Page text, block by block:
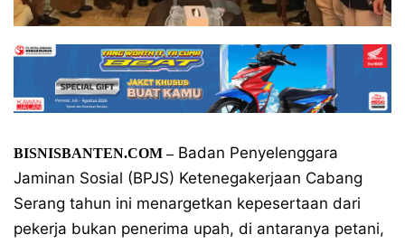
BISNISBANTEN.COM –Badan Penyelenggara
Jaminan Sosial (BPJS) Ketenegakerjaan Cabang
Serang tahun ini menargetkan kepesertaan dari
pekerja bukan penerima upah, di antaranya petani,